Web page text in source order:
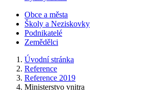
Obce a města
Školy a Neziskovky
Podnikatelé
Zemědělci
Úvodní stránka
Reference
Reference 2019
Ministerstvo vnitra